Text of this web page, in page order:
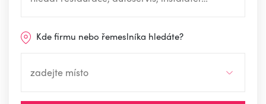
Kde firmu nebo řemeslníka hledáte?